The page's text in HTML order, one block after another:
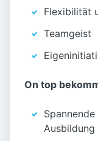
Flexibilität
Teamgeist
On top
Ausbildung